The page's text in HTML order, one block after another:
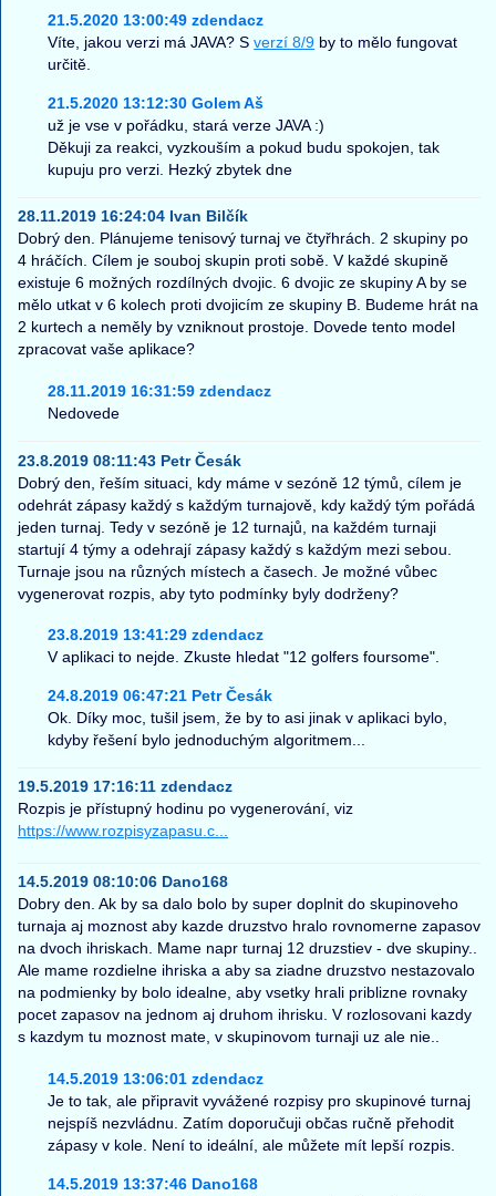
21.5.2020 13:00:49 zdendacz
Víte, jakou verzi má JAVA? Sverzí 8/9 by to mělo fungovat
určitě.
21.5.2020 13:12:30 Golem Aš
už je vse v pořádku, stará verze JAVA :)
Děkuji za reakci, vyzkouším a pokud budu spokojen, tak
kupuju pro verzi. Hezký zbytek dne
28.11.2019 16:24:04 Ivan Bilčík
Dobrý den. Plánujeme tenisový turnaj ve čtyřhrách. 2 skupiny po
4 hráčích. Cílem je souboj skupin proti sobě. V každé skupině
existuje 6 možných rozdílných dvojic. 6 dvojic ze skupiny A by se
mělo utkat v 6 kolech proti dvojicím ze skupiny B. Budeme hrát na
2 kurtech a neměly by vzniknout prostoje. Dovede tento model
zpracovat vaše aplikace?
28.11.2019 16:31:59 zdendacz
Nedovede
23.8.2019 08:11:43 Petr Česák
Dobrý den, řeším situaci, kdy máme v sezóně 12 týmů, cílem je
odehrát zápasy každý s každým turnajově, kdy každý tým pořádá
jeden turnaj. Tedy v sezóně je 12 turnajů, na každém turnaji
startují 4 týmy a odehrají zápasy každý s každým mezi sebou.
Turnaje jsou na různých místech a časech. Je možné vůbec
vygenerovat rozpis, aby tyto podmínky byly dodrženy?
23.8.2019 13:41:29 zdendacz
V aplikaci to nejde. Zkuste hledat "12 golfers foursome".
24.8.2019 06:47:21 Petr Česák
Ok. Díky moc, tušil jsem, že by to asi jinak v aplikaci bylo,
kdyby řešení bylo jednoduchým algoritmem...
19.5.2019 17:16:11 zdendacz
Rozpis je přístupný hodinu po vygenerování, viz
https://www.rozpisyzapasu.c...
14.5.2019 08:10:06 Dano168
Dobry den. Ak by sa dalo bolo by super doplnit do skupinoveho
turnaja aj moznost aby kazde druzstvo hralo rovnomerne zapasov
na dvoch ihriskach. Mame napr turnaj 12 druzstiev - dve skupiny..
Ale mame rozdielne ihriska a aby sa ziadne druzstvo nestazovalo
na podmienky by bolo idealne, aby vsetky hrali priblizne rovnaky
pocet zapasov na jednom aj druhom ihrisku. V rozlosovani kazdy
s kazdym tu moznost mate, v skupinovom turnaji uz ale nie..
14.5.2019 13:06:01 zdendacz
Je to tak, ale připravit vyvážené rozpisy pro skupinové turnaj
nejspíš nezvládnu. Zatím doporučuji občas ručně přehodit
zápasy v kole. Není to ideální, ale můžete mít lepší rozpis.
14.5.2019 13:37:46 Dano168